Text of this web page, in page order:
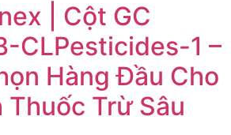
| Cột GC
CLPesticides-1 –
Hàng Đầu Cho
Thuốc Trừ Sâu